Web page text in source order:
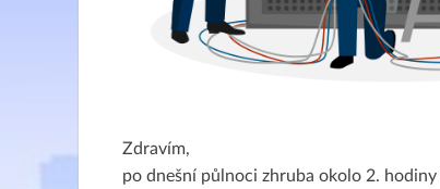
Zdravím,
po dnešní půlnoci zhruba okolo 2.